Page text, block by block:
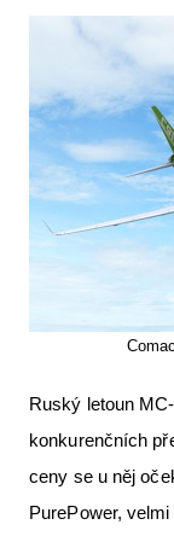
Ruský letoun
konkurenčních
ceny se u něj
PurePower,